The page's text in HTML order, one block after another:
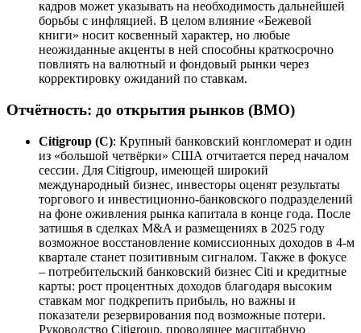
кадров может указывать на необходимость дальнейшей
борьбы с инфляцией. В целом влияние «Бежевой
книги» носит косвенный характер, но любые
неожиданные акценты в ней способны краткосрочно
повлиять на валютный и фондовый рынки через
корректировку ожиданий по ставкам.
Отчётность: до открытия рынков (BMO)
Citigroup (C): Крупный банковский конгломерат и один
из «большой четвёрки» США отчитается перед началом
сессии. Для Citigroup, имеющей широкий
международный бизнес, инвесторы оценят результаты
торгового и инвестиционно-банковского подразделений
на фоне оживления рынка капитала в конце года. После
затишья в сделках M&A и размещениях в 2025 году
возможное восстановление комиссионных доходов в 4-м
квартале станет позитивным сигналом. Также в фокусе
– потребительский банковский бизнес Citi и кредитные
карты: рост процентных доходов благодаря высоким
ставкам мог подкрепить прибыль, но важны и
показатели резервирования под возможные потери.
Руководство Citigroup, проводящее масштабную